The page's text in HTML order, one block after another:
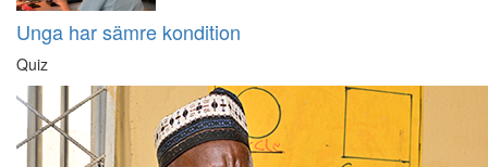
Unga har sämre kondition
Quiz